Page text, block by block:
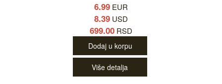
6.99 EUR
8.39 USD
699.00 RSD
Dodaj u korpu
Više detalja